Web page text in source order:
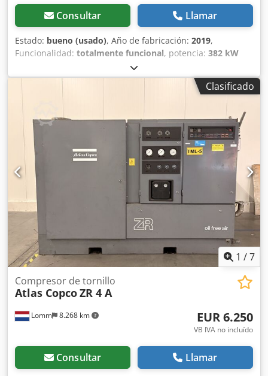
Consultar Llamar
Estado: bueno (usado), Año de fabricación: 2019,
Funcionalidad: totalmente funcional, potencia: 382 kW
, Descripción: Dcedpfsvyq Rnsx Amuok
Compresor de tornillo ZR315VSD Características:
Capacidad 8,60 bar Potencia 382 kW Tensión 400 V y 500 V
Clasificado
1 /7
Lomm 8.268 km
Compresor de tornillo
Atlas CopcoZR 4 A
EUR 6.250
VB IVA no incluído
Consultar Llamar